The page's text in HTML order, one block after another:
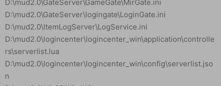
1.安装常用运行库合集
2.安装notepad++中文版
3.复制 windowns 文件夹到C盘根目录